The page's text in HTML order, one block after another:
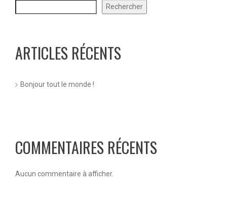
Rechercher
ARTICLES RÉCENTS
Bonjour tout le monde !
COMMENTAIRES RÉCENTS
Aucun commentaire à afficher.